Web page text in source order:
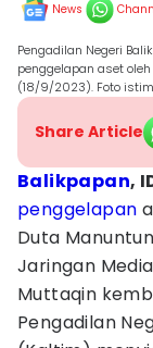
News
Pengadilan Negeri
penggelapan aset
(18/9/2023). Foto
Share Article
Balikpapan,
penggelapan
Duta
Jaringan
Muttaqin
Pengadilan